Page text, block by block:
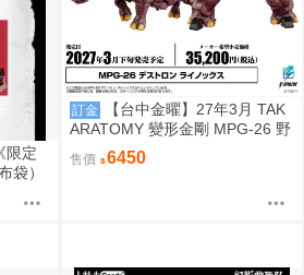
限定
袋）
快
觀
訂金
【台中金曜】27年3月 TAK
ARATOMY 變形金剛 MPG-26 野
獸戰爭 掠奪金剛 黑化 犀牛 0828
售價 6450